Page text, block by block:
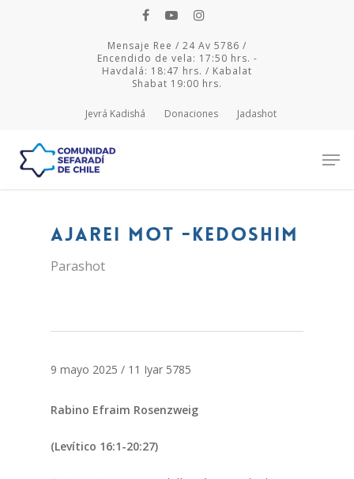
Mensaje Ree / 24 Av 5786 /
Encendido de vela: 17:50 hrs. -
Havdalá: 18:47 hrs. / Kabalat
Shabat 19:00 hrs.
Jevrá Kadishá Donaciones Jadashot
Hit enter to search or ESC to close
Ajarei Mot -Kedoshim
Parashot
9 mayo 2025 / 11 Iyar 5785
Rabino Efraim Rosenzweig
(Levítico 16:1-20:27)